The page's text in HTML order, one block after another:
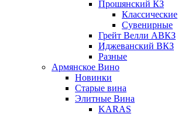
Прошянский КЗ
Классические
Сувенирные
Грейт Велли АВКЗ
Иджеванский ВКЗ
Разные
Армянское Вино
Новинки
Старые вина
Элитные Вина
KARAS